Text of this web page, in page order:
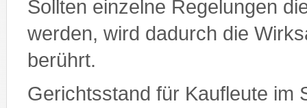
Sollten einzelne Regelungen
werden, wird dadurch die
berührt.
Gerichtsstand für Kaufleute im